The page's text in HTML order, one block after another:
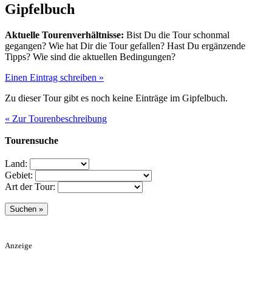
Gipfelbuch
Aktuelle Tourenverhältnisse: Bist Du die Tour schonmal
gegangen? Wie hat Dir die Tour gefallen? Hast Du ergänzende
Tipps? Wie sind die aktuellen Bedingungen?
Einen Eintrag schreiben »
Zu dieser Tour gibt es noch keine Einträge im Gipfelbuch.
« Zur Tourenbeschreibung
Tourensuche
Land:
Gebiet:
Art der Tour:
Anzeige